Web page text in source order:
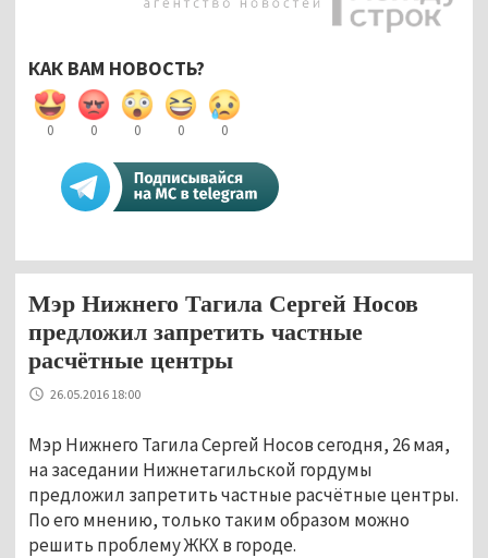
КАК ВАМ НОВОСТЬ?
0 0 0 0 0
Мэр Нижнего Тагила Сергей Носов
предложил запретить частные
расчётные центры
26.05.2016 18:00
Мэр Нижнего Тагила Сергей Носов сегодня, 26 мая,
на заседании Нижнетагильской гордумы
предложил запретить частные расчётные центры.
По его мнению, только таким образом можно
решить проблему ЖКХ в городе.